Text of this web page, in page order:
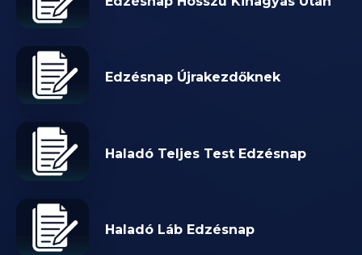
Edzésnap Újrakezdőknek
Haladó Teljes Test Edzésnap
Haladó Láb Edzésnap